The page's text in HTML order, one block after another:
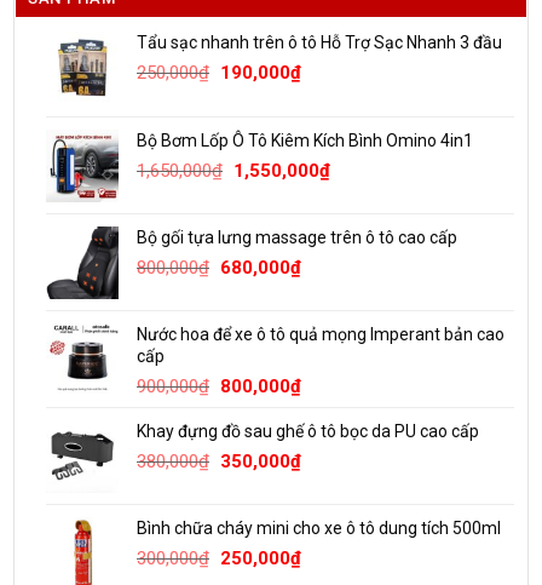
Tẩu sạc nhanh trên ô tô Hỗ Trợ Sạc Nhanh 3 đầu
250,000₫ Giá
250,000₫.
190,000₫Giá
là:
190,000₫.
Bộ Bơm Lốp Ô Tô Kiêm Kích Bình Omino 4in1
1,650,000₫ Giá
1,650,000₫.
1,550,000₫Giá
là:
Bộ gối tựa lưng massage trên ô tô cao cấp
800,000₫ Giá
800,000₫.
680,000₫Giá
là:
Nước hoa để xe ô tô quả mọng Imperant bản cao
cấp
900,000₫ Giá
là:
900,000₫.
800,000₫Giá
tại
là:
Khay đựng đồ sau ghế ô tô bọc da PU cao cấp
380,000₫ Giá
380,000₫.
350,000₫Giá
là:
350,000₫.
Bình chữa cháy mini cho xe ô tô dung tích 500ml
300,000₫ Giá
250,000₫Giá